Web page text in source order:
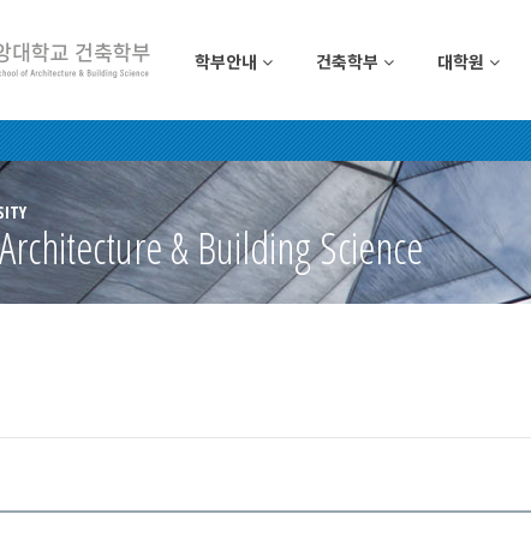
학부안내 건축학부 대학원
& Building Science